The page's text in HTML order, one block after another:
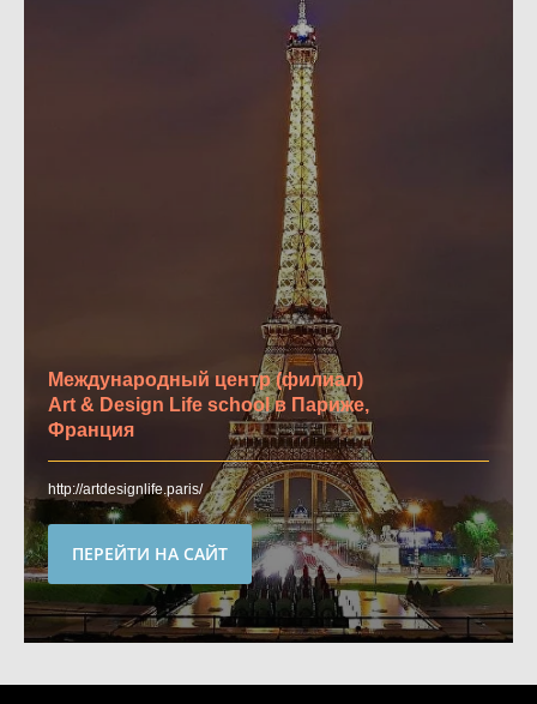
Международный центр (филиал)
Art & Design Life school в Париже,
Франция
http://artdesignlife.paris/
ПЕРЕЙТИ НА САЙТ